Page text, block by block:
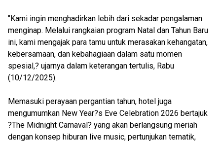
"Kami ingin menghadirkan lebih dari sekadar pengalaman
menginap. Melalui rangkaian program Natal dan Tahun Baru
ini, kami mengajak para tamu untuk merasakan kehangatan,
kebersamaan, dan kebahagiaan dalam satu momen
spesial,? ujarnya dalam keterangan tertulis, Rabu
(10/12/2025).
Memasuki perayaan pergantian tahun, hotel juga
mengumumkan New Year?s Eve Celebration 2026 bertajuk
?The Midnight Carnaval? yang akan berlangsung meriah
dengan konsep hiburan live music, pertunjukan tematik,